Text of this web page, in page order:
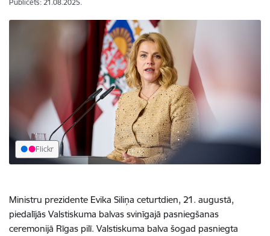
Publicēts: 21.08.2025.
Flickr
Ministru prezidente Evika Siliņa ceturtdien, 21. augustā,
piedalījās Valstiskuma balvas svinīgajā pasniegšanas
ceremonijā Rīgas pilī. Valstiskuma balva šogad pasniegta